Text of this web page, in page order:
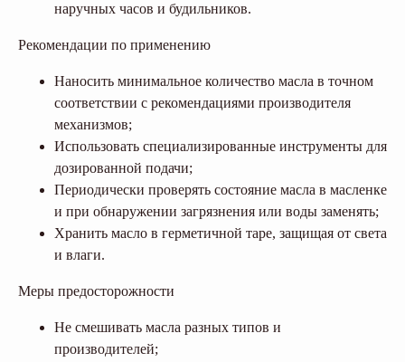
наручных часов и будильников.
Рекомендации по применению
Наносить минимальное количество масла в точном
соответствии с рекомендациями производителя
механизмов;
Использовать специализированные инструменты для
дозированной подачи;
Периодически проверять состояние масла в масленке
и при обнаружении загрязнения или воды заменять;
Хранить масло в герметичной таре, защищая от света
и влаги.
Меры предосторожности
Не смешивать масла разных типов и
производителей;